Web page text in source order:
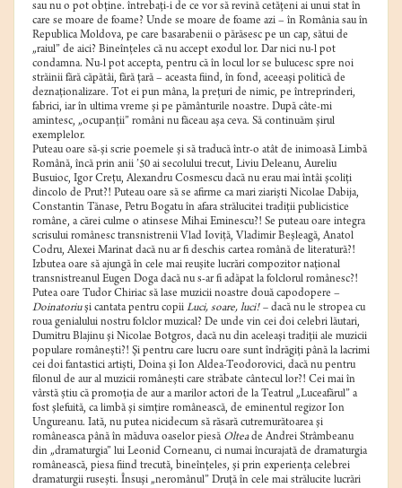
sau nu o pot obţine. întrebaţi-i de ce vor să revină cetăţeni ai unui stat în
care se moare de foame? Unde se moare de foame azi – în România sau în
Republica Moldova, pe care basarabenii o părăsesc pe un cap, sătui de
„raiul” de aici? Bineînţeles că nu accept exodul lor. Dar nici nu-l pot
condamna. Nu-l pot accepta, pentru că în locul lor se bulucesc spre noi
străinii fără căpătâi, fără ţară – aceasta fiind, în fond, aceeaşi politică de
deznaţionalizare. Tot ei pun mâna, la preţuri de nimic, pe întreprinderi,
fabrici, iar în ultima vreme şi pe pământurile noastre. După câte-mi
amintesc, „ocupanţii” români nu făceau aşa ceva. Să continuăm şirul
exemplelor.
Puteau oare să-şi scrie poemele şi să traducă într-o atât de inimoasă Limbă
Română, încă prin anii ’50 ai secolului trecut, Liviu Deleanu, Aureliu
Busuioc, Igor Creţu, Alexandru Cosmescu dacă nu erau mai întâi şcoliţi
dincolo de Prut?! Puteau oare să se afirme ca mari ziarişti Nicolae Dabija,
Constantin Tănase, Petru Bogatu în afara strălucitei tradiţii publicistice
române, a cărei culme o atinsese Mihai Eminescu?! Se puteau oare integra
scrisului românesc transnistrenii Vlad Ioviţă, Vladimir Beşleagă, Anatol
Codru, Alexei Marinat dacă nu ar fi deschis cartea română de literatură?!
Izbutea oare să ajungă în cele mai reuşite lucrări compozitor naţional
transnistreanul Eugen Doga dacă nu s-ar fi adăpat la folclorul românesc?!
Putea oare Tudor Chiriac să lase muzicii noastre două capodopere –
Doinatoriuşi cantata pentru copii Luci, soare, luci! – dacă nu le stropea cu
roua genialului nostru folclor muzical? De unde vin cei doi celebri lăutari,
Dumitru Blajinu şi Nicolae Botgros, dacă nu din aceleaşi tradiţii ale muzicii
populare româneşti?! Şi pentru care lucru oare sunt îndrăgiţi până la lacrimi
cei doi fantastici artişti, Doina şi Ion Aldea-Teodorovici, dacă nu pentru
filonul de aur al muzicii româneşti care străbate cântecul lor?! Cei mai în
vârstă ştiu că promoţia de aur a marilor actori de la Teatrul „Luceafărul” a
fost şlefuită, ca limbă şi simţire românească, de eminentul regizor Ion
Ungureanu. Iată, nu putea nicidecum să răsară cutremurătoarea şi
româneasca până în măduva oaselor piesă Olteade Andrei Strâmbeanu
din „dramaturgia” lui Leonid Corneanu, ci numai încurajată de dramaturgia
românească, piesa fiind trecută, bineînţeles, şi prin experienţa celebrei
dramaturgii ruseşti. Însuşi „neromânul” Druţă în cele mai strălucite lucrări